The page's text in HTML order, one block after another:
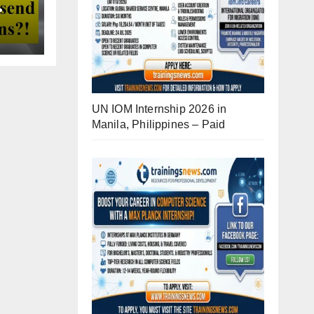
UN IOM Internship 2026 in
Manila, Philippines – Paid